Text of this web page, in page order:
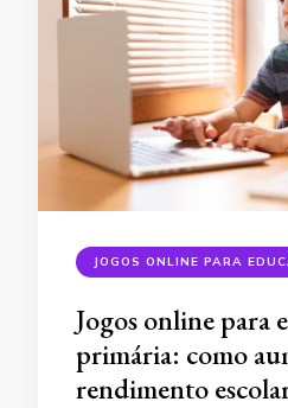
JOGOS ONLINE PARA
Jogos online para
primária: como
rendimento